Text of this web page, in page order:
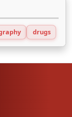
drugs